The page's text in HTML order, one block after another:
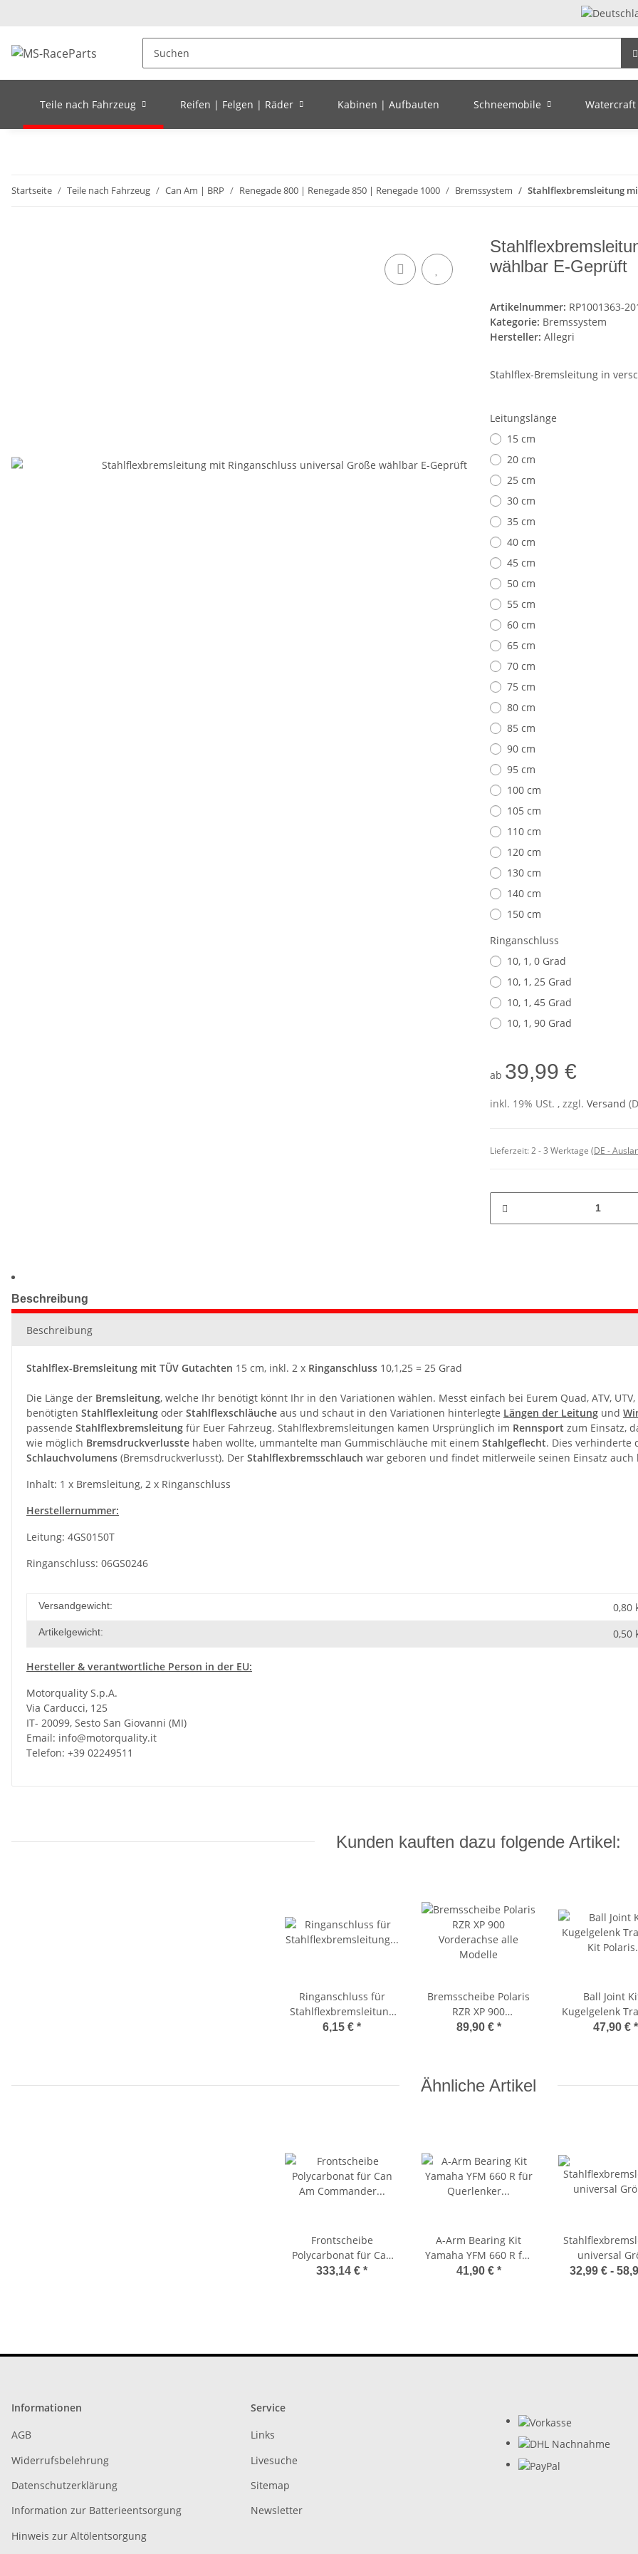
Teile nach Fahrzeug Reifen | Felgen | Räder Kabinen | Aufbauten Schneemobile Watercraft
Startseite Teile nach Fahrzeug Can Am | BRP Renegade 800 | Renegade 850 | Renegade 1000 Bremssystem Stahlflexbremsleitung
wählbar E-Geprüft
Artikelnummer: RP1001363-
Kategorie: Bremssystem
Hersteller: Allegri
Stahlflex-Bremsleitung in
Leitungslänge
15 cm
20 cm
25 cm
30 cm
35 cm
40 cm
45 cm
50 cm
55 cm
60 cm
65 cm
70 cm
75 cm
80 cm
85 cm
90 cm
95 cm
100 cm
105 cm
110 cm
120 cm
130 cm
140 cm
150 cm
Ringanschluss
10, 1, 0 Grad
10, 1, 25 Grad
10, 1, 45 Grad
10, 1, 90 Grad
ab 39,99 €
inkl. 19% USt. , zzgl. Versand
Lieferzeit:2 - 3 Werktage (DE -
Beschreibung
Beschreibung
Stahlflex-Bremsleitung mit TÜV Gutachten 15 cm, inkl. 2 x Ringanschluss 10,1,25 = 25 Grad
Die Länge der Bremsleitung, welche Ihr benötigt könnt Ihr in den Variationen wählen. Messt einfach bei Eurem Quad, ATV, UTV,
benötigten Stahlflexleitung oder Stahlflexschläuche aus und schaut in den Variationen hinterlegte Längen der Leitung und
passende Stahlflexbremsleitung für Euer Fahrzeug. Stahlflexbremsleitungen kamen Ursprünglich im Rennsport zum Einsatz,
wie möglich Bremsdruckverlusste haben wollte, ummantelte man Gummischläuche mit einem Stahlgeflecht. Dies verhinderte
Schlauchvolumens (Bremsdruckverlusst). Der Stahlflexbremsschlauch war geboren und findet mitlerweile seinen Einsatz
Inhalt: 1 x Bremsleitung, 2 x Ringanschluss
Herstellernummer:
Leitung: 4GS0150T
Ringanschluss: 06GS0246
Versandgewicht: 0,80
Artikelgewicht: 0,50
Hersteller & verantwortliche Person in der EU:
Motorquality S.p.A.
Via Carducci, 125
IT- 20099, Sesto San Giovanni (MI)
Email: info@motorquality.it
Telefon: +39 02249511
Kunden kauften dazu folgende Artikel:
Ringanschluss für
Stahlflexbremsleitung
E-Geprüft 06GS0246
6,15 € *
Bremsscheibe Polaris
RZR XP 900
Vorderachse alle
89,90 € *
Ball Joint
Kugelgelenk
Kit Polaris47,90 € *
Ähnliche Artikel
Frontscheibe
Polycarbonat für Can
Am Commander
333,14 € *
A-Arm Bearing Kit
Yamaha YFM 660 R für
Querlenker 50-1004
41,90 € *
universal
wählbar E-
32,99 € -
Informationen
AGB
Widerrufsbelehrung
Datenschutzerklärung
Information zur Batterieentsorgung
Hinweis zur Altölentsorgung
Service
Links
Livesuche
Sitemap
Newsletter